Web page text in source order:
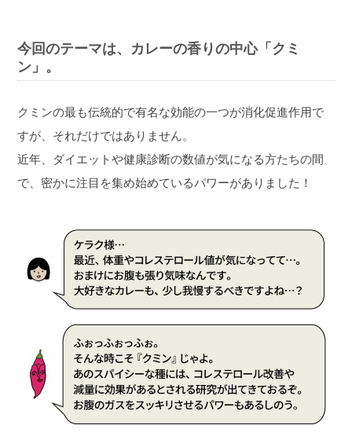
今回のテーマは、カレーの香りの中心「クミ
ン」。
クミンの最も伝統的で有名な効能の一つが消化促進作用で
すが、それだけではありません。
近年、ダイエットや健康診断の数値が気になる方たちの間
で、密かに注目を集め始めているパワーがありました！